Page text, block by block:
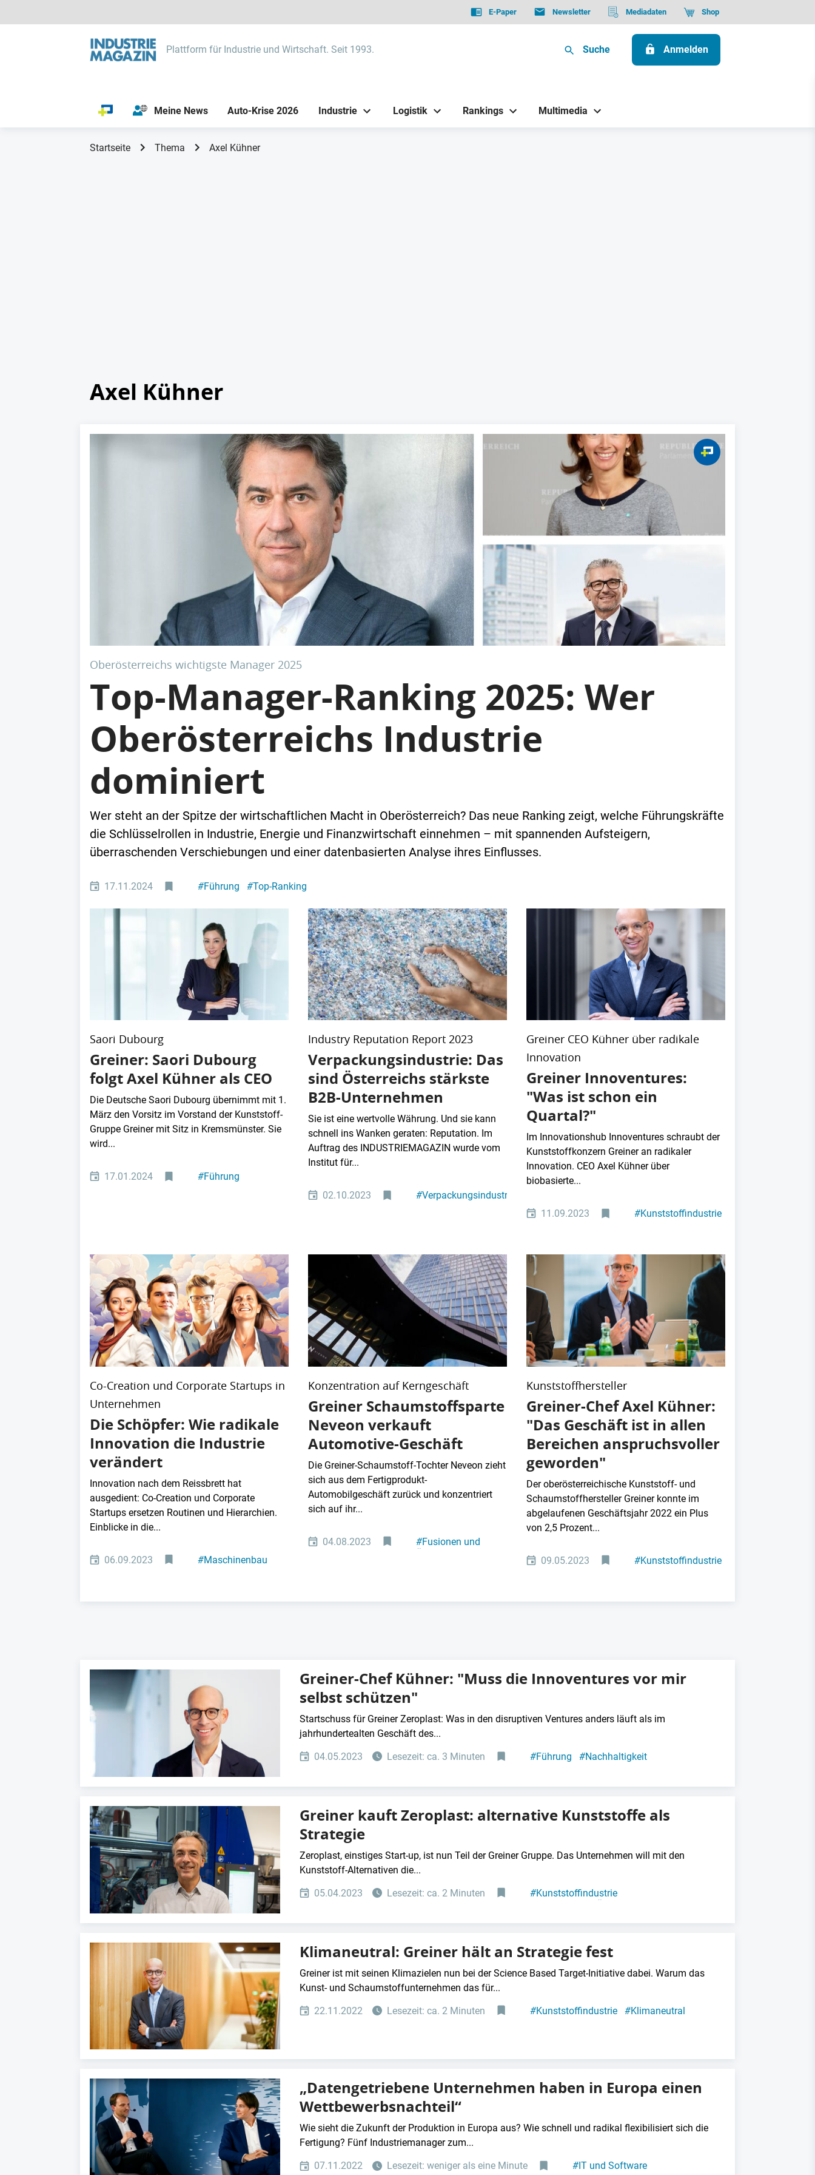
E-Paper Newsletter Mediadaten Shop
Plattform für Industrie und Wirtschaft. Seit 1993. Suche Anmelden
Meine News Auto-Krise 2026 Industrie Logistik Rankings Multimedia
Startseite Thema Axel Kühner
Axel Kühner
Oberösterreichs wichtigste Manager 2025
Top-Manager-Ranking 2025: Wer
Oberösterreichs Industrie
dominiert
Wer steht an der Spitze der wirtschaftlichen Macht in Oberösterreich? Das neue Ranking zeigt, welche Führungskräfte
die Schlüsselrollen in Industrie, Energie und Finanzwirtschaft einnehmen – mit spannenden Aufsteigern,
überraschenden Verschiebungen und einer datenbasierten Analyse ihres Einflusses.
17.11.2024 #Führung #Top-Ranking
Saori Dubourg
Greiner: Saori Dubourg
folgt Axel Kühner als CEO
Die Deutsche Saori Dubourg übernimmt mit 1.
März den Vorsitz im Vorstand der Kunststoff-
Gruppe Greiner mit Sitz in Kremsmünster. Sie
wird...
17.01.2024 #Führung
Industry Reputation Report 2023
Verpackungsindustrie: Das
sind Österreichs stärkste
B2B-Unternehmen
Sie ist eine wertvolle Währung. Und sie kann
schnell ins Wanken geraten: Reputation. Im
Auftrag des INDUSTRIEMAGAZIN wurde vom
Institut für...
02.10.2023 #Verpackungsindustrie
Greiner CEO Kühner über radikale
Innovation
Greiner Innoventures:
"Was ist schon ein
Quartal?"
Im Innovationshub Innoventures schraubt der
Kunststoffkonzern Greiner an radikaler
Innovation. CEO Axel Kühner über
biobasierte...
11.09.2023 #Kunststoffindustrie
Co-Creation und Corporate Startups in
Unternehmen
Die Schöpfer: Wie radikale
Innovation die Industrie
verändert
Innovation nach dem Reissbrett hat
ausgedient: Co-Creation und Corporate
Startups ersetzen Routinen und Hierarchien.
Einblicke in die...
06.09.2023 #Maschinenbau
Konzentration auf Kerngeschäft
Greiner Schaumstoffsparte
Neveon verkauft
Automotive-Geschäft
Die Greiner-Schaumstoff-Tochter Neveon zieht
sich aus dem Fertigprodukt-
Automobilgeschäft zurück und konzentriert
sich auf ihr...
04.08.2023 #Fusionen und
Kunststoffhersteller
Greiner-Chef Axel Kühner:
"Das Geschäft ist in allen
Bereichen anspruchsvoller
geworden"
Der oberösterreichische Kunststoff- und
Schaumstoffhersteller Greiner konnte im
abgelaufenen Geschäftsjahr 2022 ein Plus
von 2,5 Prozent...
09.05.2023 #Kunststoffindustrie
Greiner-Chef Kühner: "Muss die Innoventures vor mir
selbst schützen"
Startschuss für Greiner Zeroplast: Was in den disruptiven Ventures anders läuft als im
jahrhundertealten Geschäft des...
04.05.2023
Lesezeit: ca. 3 Minuten #Führung #Nachhaltigkeit
Greiner kauft Zeroplast: alternative Kunststoffe als
Strategie
Zeroplast, einstiges Start-up, ist nun Teil der Greiner Gruppe. Das Unternehmen will mit den
Kunststoff-Alternativen die...
05.04.2023
Lesezeit: ca. 2 Minuten #Kunststoffindustrie
Klimaneutral: Greiner hält an Strategie fest
Greiner ist mit seinen Klimazielen nun bei der Science Based Target-Initiative dabei. Warum das
Kunst- und Schaumstoffunternehmen das für...
22.11.2022
Lesezeit: ca. 2 Minuten #Kunststoffindustrie #Klimaneutral
„Datengetriebene Unternehmen haben in Europa einen
Wettbewerbsnachteil“
Wie sieht die Zukunft der Produktion in Europa aus? Wie schnell und radikal flexibilisiert sich die
Fertigung? Fünf Industriemanager zum...
07.11.2022
Lesezeit: weniger als eine Minute # IT und Software